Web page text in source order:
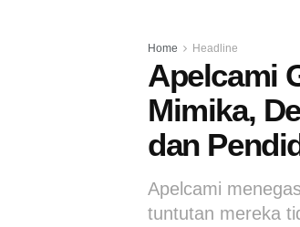
Home Headline
Apelcami
Mimika,
dan
Apelcami
tuntutan mereka